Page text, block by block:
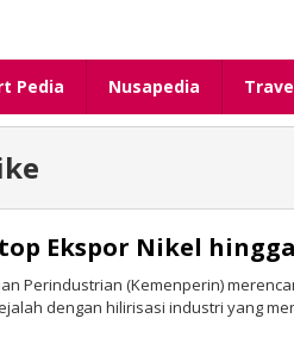
Pedia Nusapedia
Ekspor Nikel
Perindustrian (Kemenperin)
dengan hilirisasi industri yang